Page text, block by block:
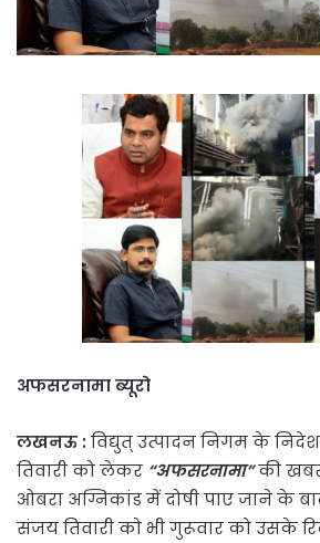
अफसरनामा ब्यूरो
लखनऊ : विद्युत् उत्पादन निगम के
तिवारी को लेकर “अफसरनामा”की
ओबरा अग्निकांड में दोषी पाए जाने के
संजय तिवारी को भी गुरूवार को उसके